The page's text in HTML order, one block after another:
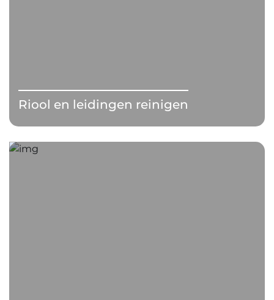
Riool en leidingen reinigen